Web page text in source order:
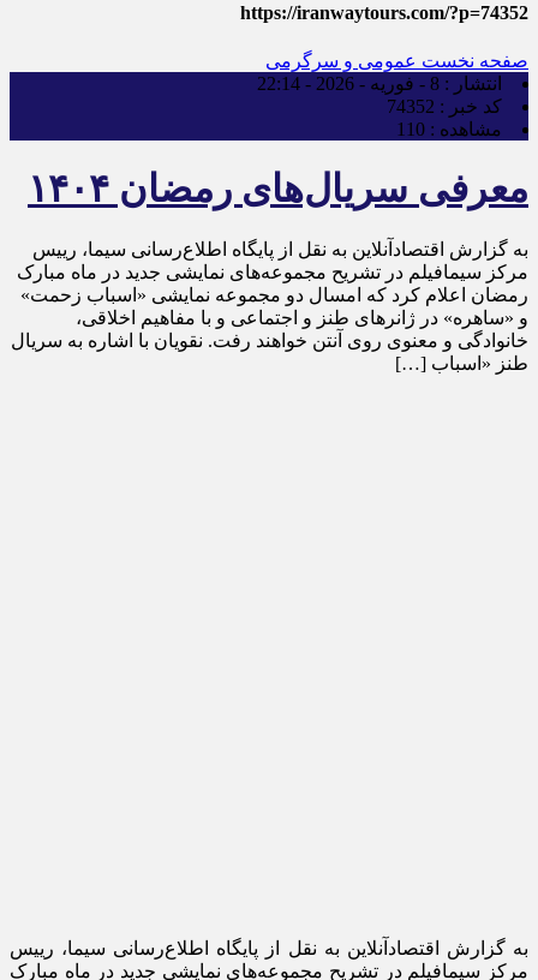
https://iranwaytours.com/?p=74352
صفحه نخست عمومی و سرگرمی
انتشار : 8 - فوریه - 2026 - 22:14
کد خبر : 74352
مشاهده : 110
معرفی سریال‌های رمضان ۱۴۰۴
به گزارش اقتصادآنلاین به نقل از پایگاه اطلاع‌رسانی سیما، رییس
مرکز سیمافیلم در تشریح مجموعه‌های نمایشی جدید در ماه مبارک
رمضان اعلام کرد که امسال دو مجموعه نمایشی «اسباب زحمت»
و «ساهره» در ژانر‌های طنز و اجتماعی و با مفاهیم اخلاقی،
خانوادگی و معنوی روی آنتن خواهند رفت. نقویان با اشاره به سریال
طنز «اسباب […]
به گزارش اقتصادآنلاین به نقل از پایگاه اطلاع‌رسانی سیما، رییس
مرکز سیمافیلم در تشریح مجموعه‌های نمایشی جدید در ماه مبارک